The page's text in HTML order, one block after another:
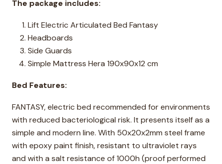
The package includes:
Lift Electric Articulated Bed Fantasy
Headboards
Side Guards
Simple Mattress Hera 190x90x12 cm
Bed Features:
FANTASY, electric bed recommended for environments
with reduced bacteriological risk. It presents itself as a
simple and modern line. With 50x20x2mm steel frame
with epoxy paint finish, resistant to ultraviolet rays
and with a salt resistance of 1000h (proof performed